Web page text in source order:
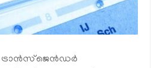
ട്രാന്‍സ്‌ജെന്‍ഡര്‍